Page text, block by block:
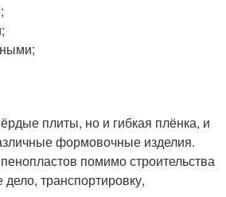
плиты, но и гибкая плёнка, и
формовочные изделия.
помимо строительства
транспортировку,